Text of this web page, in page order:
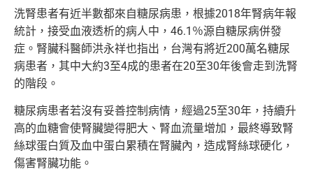
洗腎患者有近半數都來自糖尿病患，根據2018年腎病年報
統計，接受血液透析的病人中，46.1％源自糖尿病併發
症。腎臟科醫師洪永祥也指出，台灣有將近200萬名糖尿
病患者，其中大約3至4成的患者在20至30年後會走到洗腎
的階段。
糖尿病患者若沒有妥善控制病情，經過25至30年，持續升
高的血糖會使腎臟變得肥大、腎血流量增加，最終導致腎
絲球蛋白質及血中蛋白累積在腎臟內，造成腎絲球硬化，
傷害腎臟功能。